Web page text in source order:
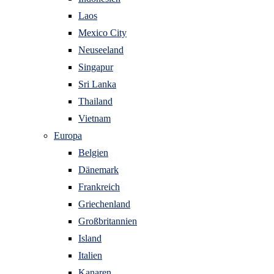
Laos
Mexico City
Neuseeland
Singapur
Sri Lanka
Thailand
Vietnam
Europa
Belgien
Dänemark
Frankreich
Griechenland
Großbritannien
Island
Italien